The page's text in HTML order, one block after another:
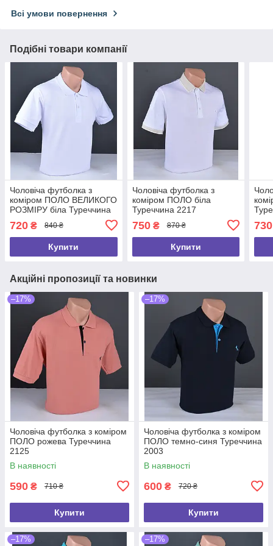
Всі умови повернення
Подібні товари компанії
Чоловіча футболка з
коміром ПОЛО ВЕЛИКОГО
РОЗМІРУ біла Туреччина
720 ₴ 840 ₴
Купити
Чоловіча футболка з
коміром ПОЛО біла
Туреччина 2217
750₴ 870 ₴
Купити
730
Акційні пропозиції та новинки
–17%
Чоловіча футболка з коміром
ПОЛО рожева Туреччина
2125
В наявності
590 ₴ 710 ₴
Купити
–17%
Чоловіча футболка з коміром
ПОЛО темно-синя Туреччина
2003
В наявності
600 ₴ 720 ₴
Купити
–17% –17%